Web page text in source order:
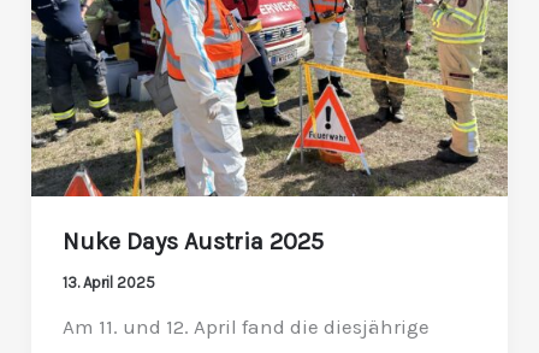
Nuke Days Austria 2025
13. April 2025
Am 11. und 12. April fand die diesjährige
2025